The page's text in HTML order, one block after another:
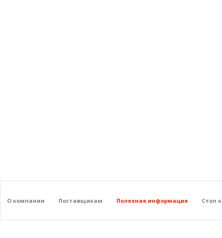
О компании Поставщикам Полезная информация Стоп